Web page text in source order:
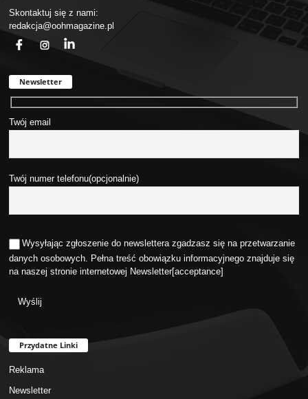
Skontaktuj się z nami:
redakcja@oohmagazine.pl
Newsletter
Twój email
Twój numer telefonu(opcjonalnie)
Wysyłając zgłoszenie do newslettera zgadzasz się na przetwarzanie
danych osobowych. Pełna treść obowiązku informacyjnego znajduje się
na naszej stronie internetowej Newsletter[acceptance]
Przydatne Linki
Reklama
Newsletter